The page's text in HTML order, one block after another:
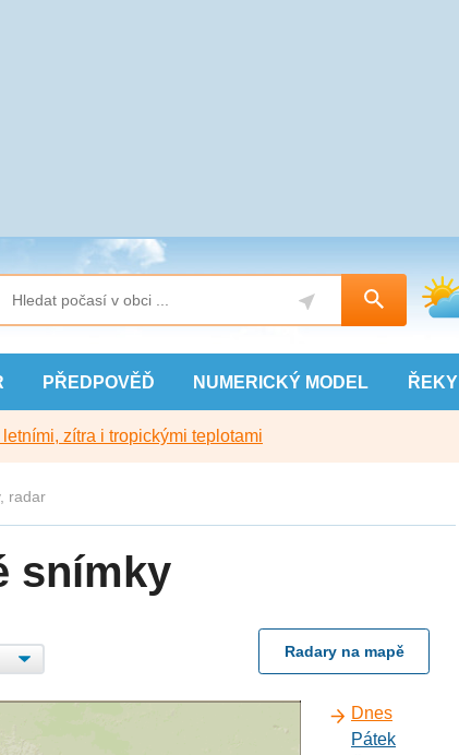
PŘEDPOVĚĎ NUMERICKÝ MODEL ŘEKY
zítra i tropickými teplotami
radar
snímky
Radary na mapě
Dnes
Pátek